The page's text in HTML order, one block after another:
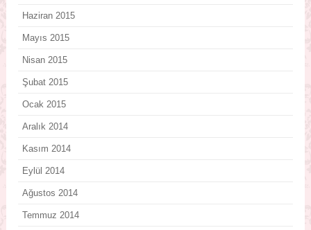
Haziran 2015
Mayıs 2015
Nisan 2015
Şubat 2015
Ocak 2015
Aralık 2014
Kasım 2014
Eylül 2014
Ağustos 2014
Temmuz 2014